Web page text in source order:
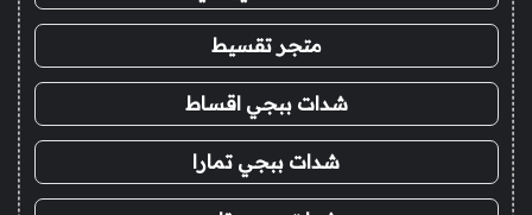
متجر تقسيط
شدات ببجي اقساط
شدات ببجي تمارا